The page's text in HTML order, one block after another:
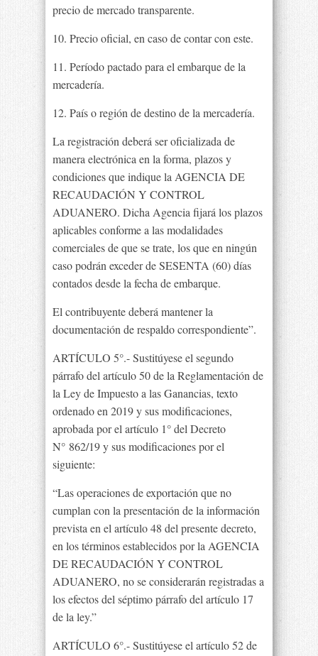
precio de mercado transparente.
10. Precio oficial, en caso de contar con este.
11. Período pactado para el embarque de la
mercadería.
12. País o región de destino de la mercadería.
La registración deberá ser oficializada de
manera electrónica en la forma, plazos y
condiciones que indique la AGENCIA DE
RECAUDACIÓN Y CONTROL
ADUANERO. Dicha Agencia fijará los plazos
aplicables conforme a las modalidades
comerciales de que se trate, los que en ningún
caso podrán exceder de SESENTA (60) días
contados desde la fecha de embarque.
El contribuyente deberá mantener la
documentación de respaldo correspondiente”.
ARTÍCULO 5°.- Sustitúyese el segundo
párrafo del artículo 50 de la Reglamentación de
la Ley de Impuesto a las Ganancias, texto
ordenado en 2019 y sus modificaciones,
aprobada por el artículo 1° del Decreto
N° 862/19 y sus modificaciones por el
siguiente:
“Las operaciones de exportación que no
cumplan con la presentación de la información
prevista en el artículo 48 del presente decreto,
en los términos establecidos por la AGENCIA
DE RECAUDACIÓN Y CONTROL
ADUANERO, no se considerarán registradas a
los efectos del séptimo párrafo del artículo 17
de la ley.”
ARTÍCULO 6°.- Sustitúyese el artículo 52 de